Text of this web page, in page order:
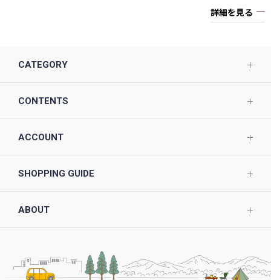
詳細を見る
CATEGORY
CONTENTS
ACCOUNT
SHOPPING GUIDE
ABOUT